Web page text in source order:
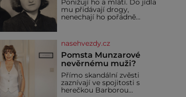
trýznění
Ponižují ho a mlátí. Do jídla
mu přidávají drogy,
nenechají ho pořádně
kruté týrání nevydrží a
estébákům podepíše
všechno, co po něm chtějí.
Svým podpisem jim potvrdí
výslechů nikdo nevyvíjel
fyzický ani psychický nátlak.
Syn brněnského řezníka
nasehvezdy.cz
Pomsta Munzarové
nevěrnému muži?
Přímo skandální zvěsti
zaznívají ve spojitosti s
herečkou Barborou